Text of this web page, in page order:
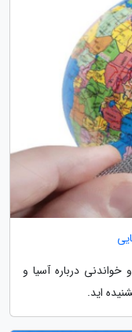
واقعیت جالب و خواندنی درباره آسیا و
اید.